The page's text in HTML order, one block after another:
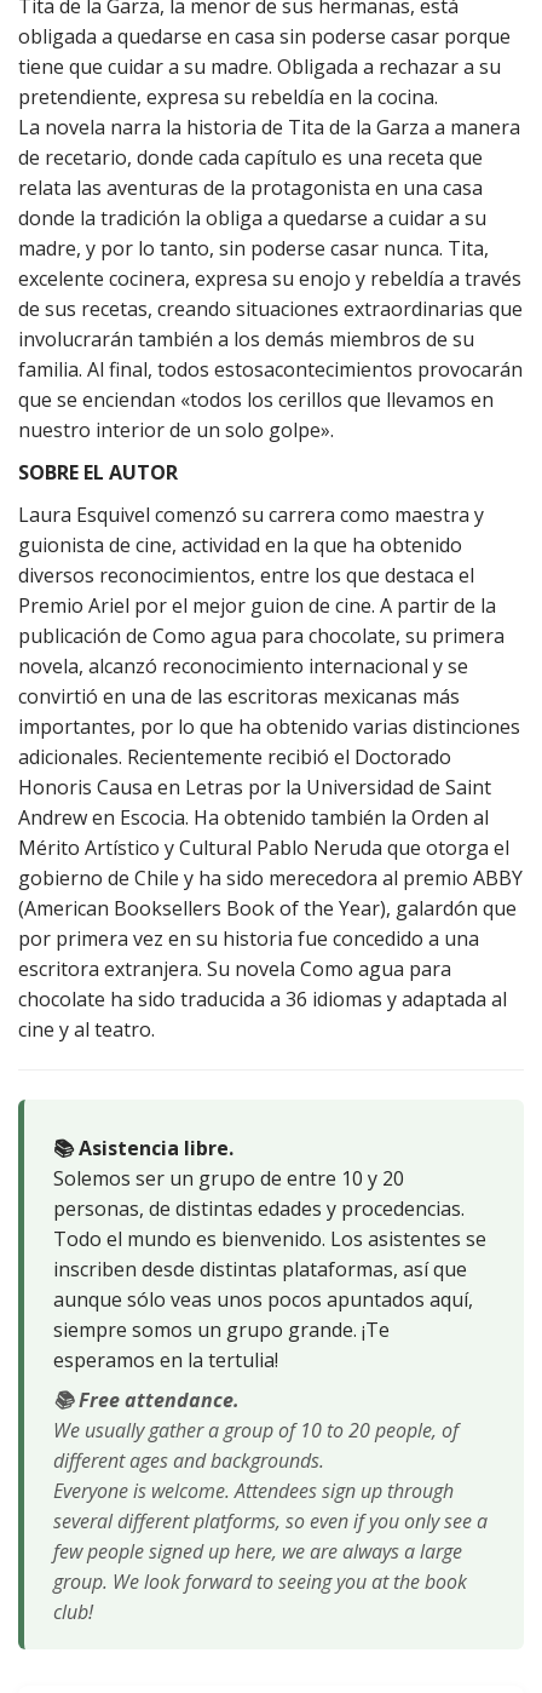
Tita de la Garza, la menor de sus hermanas, está
obligada a quedarse en casa sin poderse casar porque
tiene que cuidar a su madre. Obligada a rechazar a su
pretendiente, expresa su rebeldía en la cocina.
La novela narra la historia de Tita de la Garza a manera
de recetario, donde cada capítulo es una receta que
relata las aventuras de la protagonista en una casa
donde la tradición la obliga a quedarse a cuidar a su
madre, y por lo tanto, sin poderse casar nunca. Tita,
excelente cocinera, expresa su enojo y rebeldía a través
de sus recetas, creando situaciones extraordinarias que
involucrarán también a los demás miembros de su
familia. Al final, todos estosacontecimientos provocarán
que se enciendan «todos los cerillos que llevamos en
nuestro interior de un solo golpe».
SOBRE EL AUTOR
Laura Esquivel comenzó su carrera como maestra y
guionista de cine, actividad en la que ha obtenido
diversos reconocimientos, entre los que destaca el
Premio Ariel por el mejor guion de cine. A partir de la
publicación de Como agua para chocolate, su primera
novela, alcanzó reconocimiento internacional y se
convirtió en una de las escritoras mexicanas más
importantes, por lo que ha obtenido varias distinciones
adicionales. Recientemente recibió el Doctorado
Honoris Causa en Letras por la Universidad de Saint
Andrew en Escocia. Ha obtenido también la Orden al
Mérito Artístico y Cultural Pablo Neruda que otorga el
gobierno de Chile y ha sido merecedora al premio ABBY
(American Booksellers Book of the Year), galardón que
por primera vez en su historia fue concedido a una
escritora extranjera. Su novela Como agua para
chocolate ha sido traducida a 36 idiomas y adaptada al
cine y al teatro.
📚 Asistencia libre.
Solemos ser un grupo de entre 10 y 20
personas, de distintas edades y procedencias.
Todo el mundo es bienvenido. Los asistentes se
inscriben desde distintas plataformas, así que
aunque sólo veas unos pocos apuntados aquí,
siempre somos un grupo grande. ¡Te
esperamos en la tertulia!
📚 Free attendance.
We usually gather a group of 10 to 20 people, of
different ages and backgrounds.
Everyone is welcome. Attendees sign up through
several different platforms, so even if you only see a
few people signed up here, we are always a large
group. We look forward to seeing you at the book
club!